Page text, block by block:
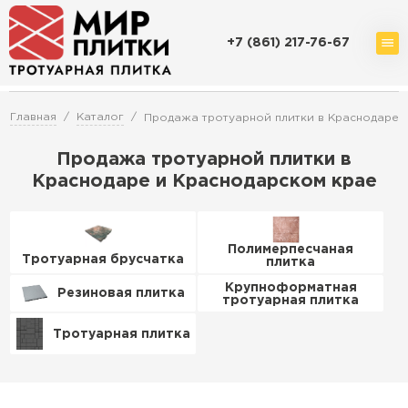
+7 (861) 217-76-67
Главная Каталог Продажа тротуарной плитки в Краснодаре
Продажа тротуарной плитки в
Краснодаре и Краснодарском крае
Тротуарная брусчатка
Полимерпесчаная
плитка
Резиновая плитка
Крупноформатная
тротуарная плитка
Тротуарная плитка
Продажа тротуарной плитки в